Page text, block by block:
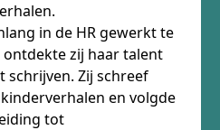
in de HR gewerkt te
ontdekte zij haar talent
schrijven. Zij schreef
en volgde
tot